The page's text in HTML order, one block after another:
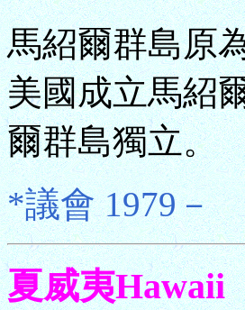
馬紹爾群島原
美國成立馬紹
爾群島獨立。
*議會 1979－
夏威夷Hawaii